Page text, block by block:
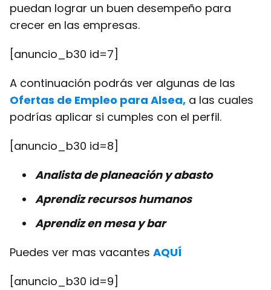
puedan lograr un buen desempeño para
crecer en las empresas.
[anuncio_b30 id=7]
A continuación podrás ver algunas de las
Ofertas de Empleo para Alsea, a las cuales
podrías aplicar si cumples con el perfil.
[anuncio_b30 id=8]
Analista de planeación y abasto
Aprendiz recursos humanos
Aprendiz en mesa y bar
Puedes ver mas vacantes AQUÍ
[anuncio_b30 id=9]